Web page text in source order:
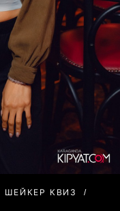
ШЕЙКЕР КВИЗ